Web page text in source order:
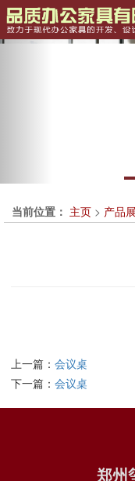
Previous
当前位置： 主页 > 产品
上一篇： 会议桌
下一篇： 会议桌
郑州